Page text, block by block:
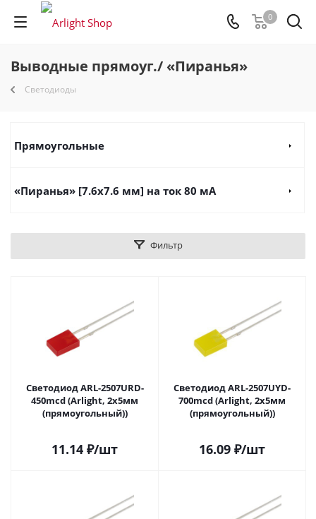
0
Выводные прямоуг./ «Пиранья»
Светодиоды
Прямоугольные
«Пиранья» [7.6x7.6 мм] на ток 80 мА
Фильтр
Светодиод ARL-2507URD-
450mcd (Arlight, 2x5мм
(прямоугольный))
11.14 ₽/шт
Светодиод ARL-2507UYD-
700mcd (Arlight, 2x5мм
(прямоугольный))
16.09 ₽/шт